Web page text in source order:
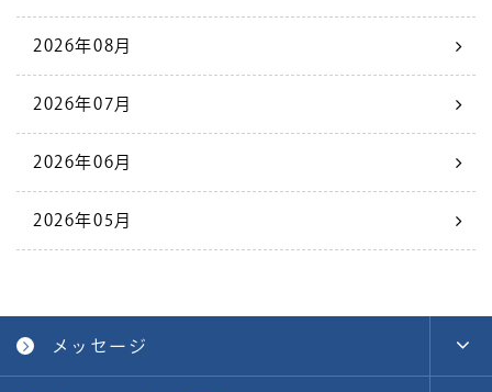
2026年08月
2026年07月
2026年06月
2026年05月
メッセージ